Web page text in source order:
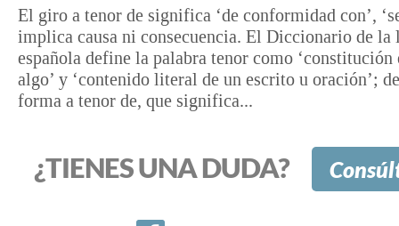
El giro a tenor de significa ‘de conformidad con’,
implica causa ni consecuencia. El Diccionario de la
española define la palabra tenor como ‘constitución
algo’ y ‘contenido literal de un escrito u oración’;
forma a tenor de, que significa...
¿TIENES UNA DUDA?